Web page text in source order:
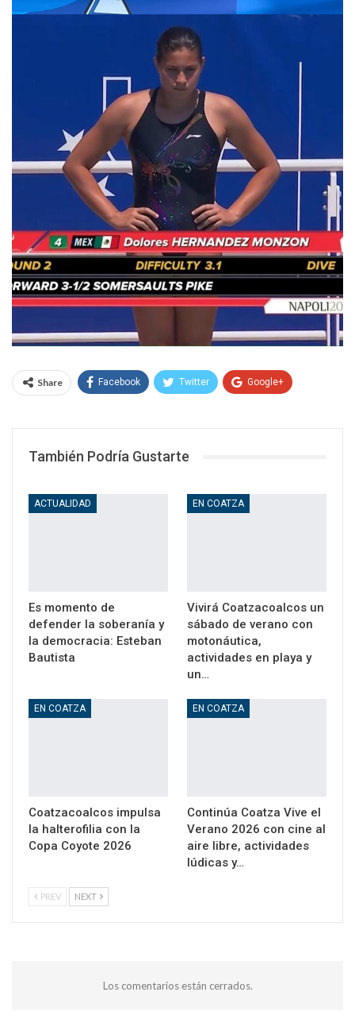
Share Facebook Twitter Google+
También Podría Gustarte
ACTUALIDAD
Es momento de
defender la soberanía y
la democracia: Esteban
Bautista
EN COATZA
Vivirá Coatzacoalcos un
sábado de verano con
motonáutica,
actividades en playa y
un…
EN COATZA
Coatzacoalcos impulsa
la halterofilia con la
Copa Coyote 2026
EN COATZA
Continúa Coatza Vive el
Verano 2026 con cine al
aire libre, actividades
lúdicas y…
PREV NEXT
Los comentarios están cerrados.